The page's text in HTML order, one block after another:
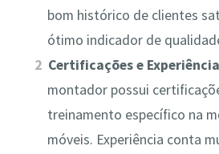
bom histórico de clientes
ótimo indicador de
Certificações e Experiência
montador possui
treinamento específico na
móveis. Experiência conta